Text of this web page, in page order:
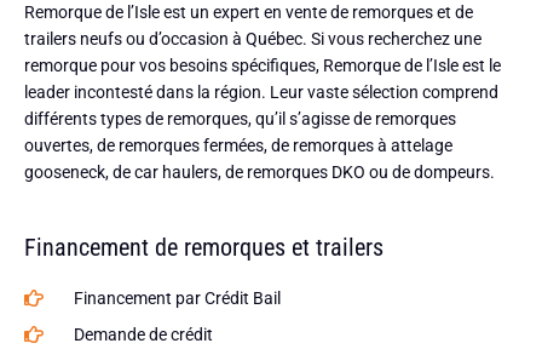
Remorque de l’Isle est un expert en vente de remorques et de
trailers neufs ou d’occasion à Québec. Si vous recherchez une
remorque pour vos besoins spécifiques, Remorque de l’Isle est le
leader incontesté dans la région. Leur vaste sélection comprend
différents types de remorques, qu’il s’agisse de remorques
ouvertes, de remorques fermées, de remorques à attelage
gooseneck, de car haulers, de remorques DKO ou de dompeurs.
Financement de remorques et trailers
Financement par Crédit Bail
Demande de crédit